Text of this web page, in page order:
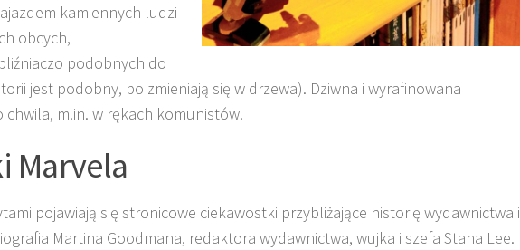
kamiennych ludzi
obcych,
podobnych do
jest podobny, bo zmieniają się w drzewa). Dziwna i wyrafinowana
m.in. w rękach komunistów.
Marvela
pojawiają się stronicowe ciekawostki przybliżające historię wydawnictwa i
Martina Goodmana, redaktora wydawnictwa, wujka i szefa Stana Lee.